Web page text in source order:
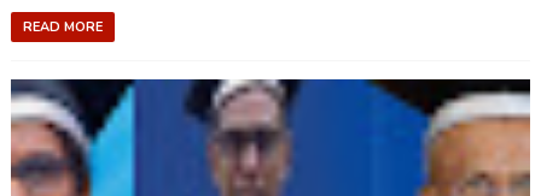
READ MORE